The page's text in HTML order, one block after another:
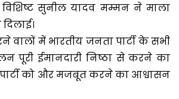
विशिष्ट सुनील यादव मम्मन ने माला
वालों में भारतीय जनता पार्टी के सभी
पूरी ईमानदारी निष्ठा से करने का
को और मजबूत करने का आश्वासन